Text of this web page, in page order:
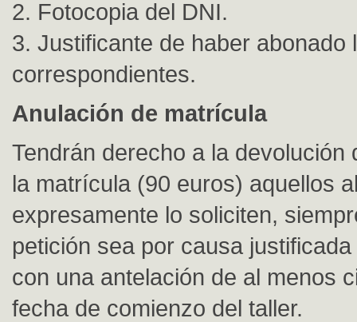
2. Fotocopia del DNI.
3. Justificante de haber abonado
correspondientes.
Anulación de matrícula
Tendrán derecho a la devolución
la matrícula (90 euros) aquellos
expresamente lo soliciten,
petición sea por causa
con una antelación de al menos
fecha de comienzo del taller.